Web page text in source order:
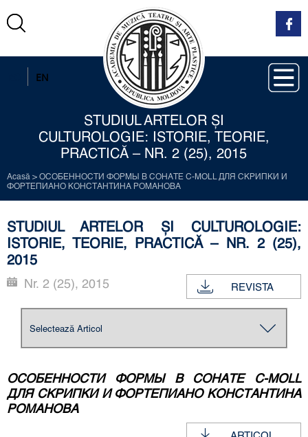
EN
STUDIUL ARTELOR ŞI
CULTUROLOGIE: ISTORIE, TEORIE,
PRACTICĂ – NR. 2 (25), 2015
Acasă > ОСОБЕННОСТИ ФОРМЫ В СОНАТЕ C-MOLL ДЛЯ СКРИПКИ И
ФОРТЕПИАНО КОНСТАНТИНА РОМАНОВА
STUDIUL ARTELOR ŞI CULTUROLOGIE:
ISTORIE, TEORIE, PRACTICĂ – NR. 2 (25),
2015
REVISTA
Nr. 2 (25), 2015
ОСОБЕННОСТИ ФОРМЫ В СОНАТЕ C-MOLL
ДЛЯ СКРИПКИ И ФОРТЕПИАНО КОНСТАНТИНА
РОМАНОВА